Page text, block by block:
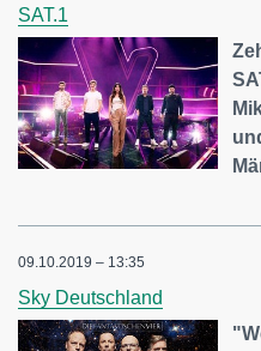
SAT.1
09.10.2019 – 13:35
Sky Deutschland